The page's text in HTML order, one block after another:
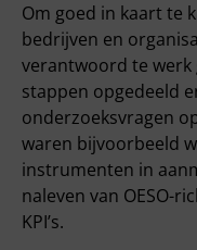
Om goed in kaart te
bedrijven en
verantwoord te
stappen opgedeeld
onderzoeksvragen
waren bijvoorbeeld
instrumenten in
naleven van OESO-
KPI’s.